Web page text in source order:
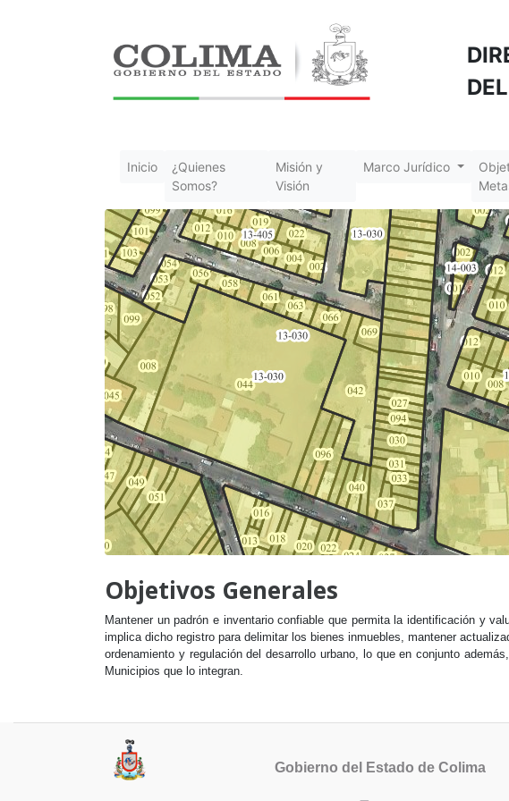
Inicio(current)
¿Quienes
Somos?
Misión y
Visión
Marco Jurídico
Objetivos Generales
Mantener un padrón e inventario confiable que permita la identificación y
implica dicho registro para delimitar los bienes inmuebles, mantener
ordenamiento y regulación del desarrollo urbano, lo que en conjunto
Municipios que lo integran.
Gobierno del Estado de Colima